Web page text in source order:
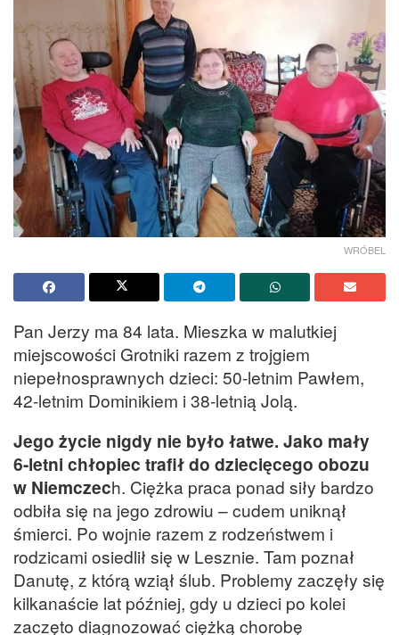
WRÓBEL
Pan Jerzy ma 84 lata. Mieszka w malutkiej
miejscowości Grotniki razem z trojgiem
niepełnosprawnych dzieci: 50-letnim Pawłem,
42-letnim Dominikiem i 38-letnią Jolą.
Jego życie nigdy nie było łatwe. Jako mały
6-letni chłopiec trafił do dziecięcego obozu
w Niemczech. Ciężka praca ponad siły bardzo
odbiła się na jego zdrowiu – cudem uniknął
śmierci. Po wojnie razem z rodzeństwem i
rodzicami osiedlił się w Lesznie. Tam poznał
Danutę, z którą wziął ślub. Problemy zaczęły się
kilkanaście lat później, gdy u dzieci po kolei
zaczęto diagnozować ciężką chorobę